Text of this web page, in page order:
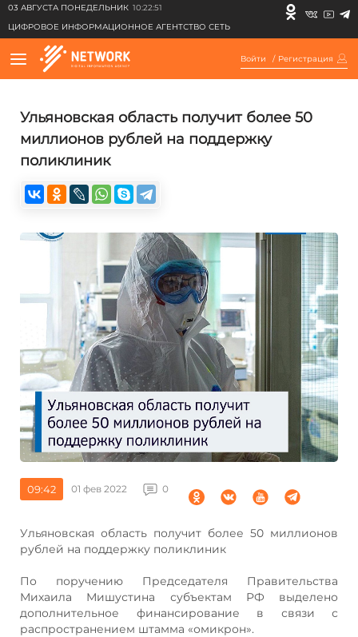
03 АВГУСТА ПОНЕДЕЛЬНИК 10:22:51
ЦИФРОВОЕ ИНФОРМАЦИОННОЕ АГЕНТСТВО СЕТЬ
Войти / Регистрация
Ульяновская область получит более 50
миллионов рублей на поддержку
поликлиник
09:42 01 фев 2022 0
Ульяновская область получит более 50 миллионов
рублей на поддержку поликлиник
По поручению Председателя Правительства
Михаила Мишустина субъектам РФ выделено
дополнительное финансирование в связи с
распространением штамма «омикрон».